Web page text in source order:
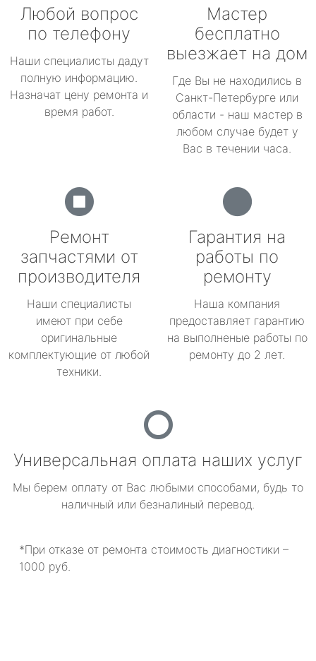
Любой вопрос
по телефону
Наши специалисты дадут
полную информацию.
Назначат цену ремонта и
время работ.
Мастер
бесплатно
выезжает на дом
Где Вы не находились в
Санкт-Петербурге или
области - наш мастер в
любом случае будет у
Вас в течении часа.
Ремонт
запчастями от
производителя
Наши специалисты
имеют при себе
оригинальные
комплектующие от любой
техники.
Гарантия на
работы по
ремонту
Наша компания
предоставляет гарантию
на выполненые работы по
ремонту до 2 лет.
Универсальная оплата наших услуг
Мы берем оплату от Вас любыми способами, будь то
наличный или безналиный перевод.
*При отказе от ремонта стоимость диагностики –
1000 руб.